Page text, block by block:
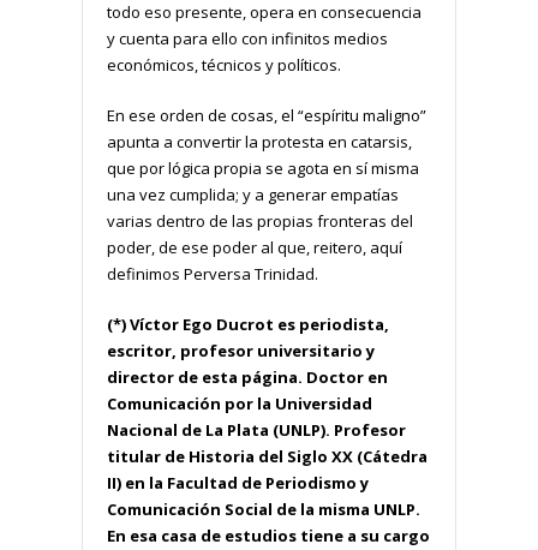
todo eso presente, opera en consecuencia
y cuenta para ello con infinitos medios
económicos, técnicos y políticos.
En ese orden de cosas, el “espíritu maligno”
apunta a convertir la protesta en catarsis,
que por lógica propia se agota en sí misma
una vez cumplida; y a generar empatías
varias dentro de las propias fronteras del
poder, de ese poder al que, reitero, aquí
definimos Perversa Trinidad.
(*) Víctor Ego Ducrot es periodista,
escritor, profesor universitario y
director de esta página. Doctor en
Comunicación por la Universidad
Nacional de La Plata (UNLP). Profesor
titular de Historia del Siglo XX (Cátedra
II) en la Facultad de Periodismo y
Comunicación Social de la misma UNLP.
En esa casa de estudios tiene a su cargo